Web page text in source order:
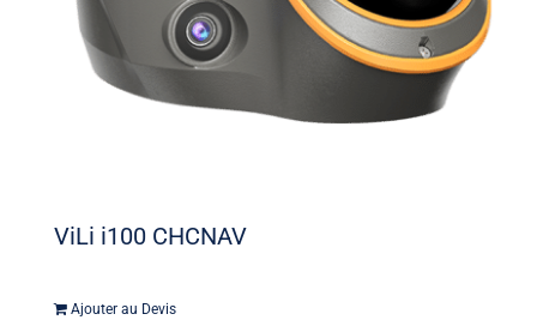
ViLi i100 CHCNAV
Ajouter au Devis